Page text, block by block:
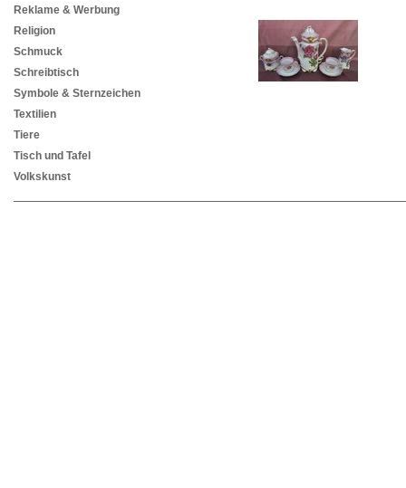
Reklame & Werbung
Religion
Schmuck
Schreibtisch
Symbole & Sternzeichen
Textilien
Tiere
Tisch und Tafel
Volkskunst